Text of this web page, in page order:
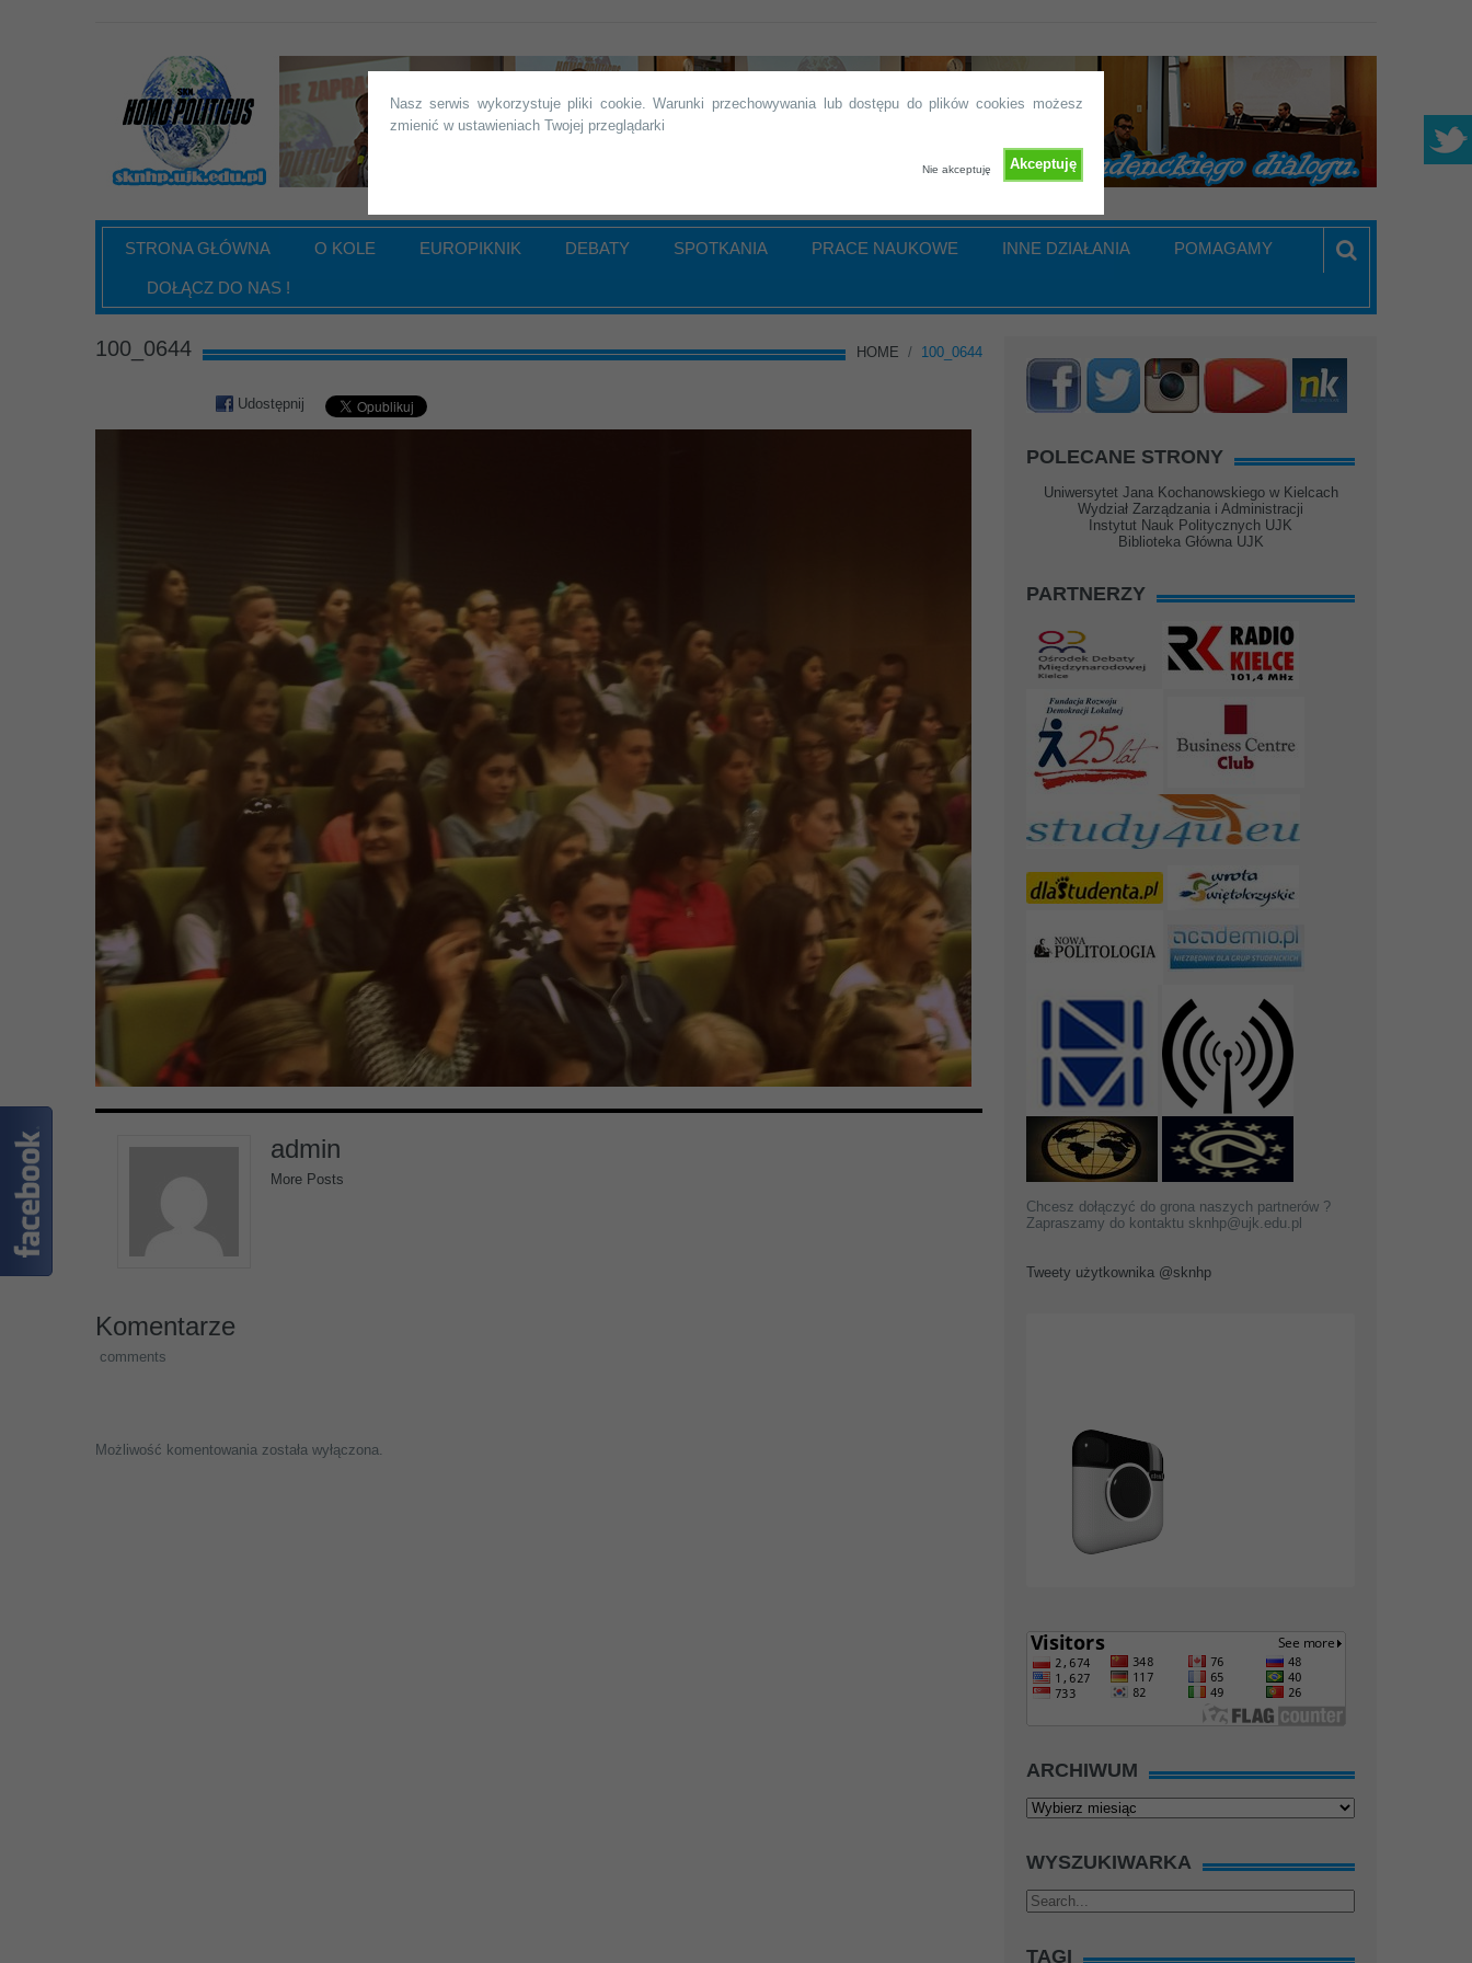
Nasz serwis wykorzystuje pliki cookie. Warunki przechowywania lub dostępu do plików cookies możesz
zmienić w ustawieniach Twojej przeglądarki
Akceptuję
Nie akceptuję
SKN "Homo Politicus" UJK Kielce
STRONA GŁÓWNA O KOLE EUROPIKNIK DEBATY SPOTKANIA PRACE NAUKOWE INNE DZIAŁANIA POMAGAMY
DOŁĄCZ DO NAS !
HOME / 100_0644
100_0644
Udostępnij
admin
More Posts
Komentarze
comments
Możliwość komentowania została wyłączona.
POLECANE STRONY
Uniwersytet Jana Kochanowskiego w Kielcach
Wydział Zarządzania i Administracji
Instytut Nauk Politycznych UJK
Biblioteka Główna UJK
PARTNERZY
Chcesz dołączyć do grona naszych partnerów ?
Zapraszamy do kontaktu sknhp@ujk.edu.pl
Tweety użytkownika @sknhp
ARCHIWUM
Archiwum
WYSZUKIWARKA
TAGI